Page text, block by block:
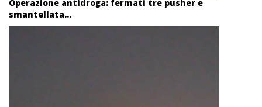
Operazione antidroga: fermati tre pusher e
smantellata...